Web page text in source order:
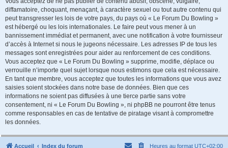
diffamatoire, choquant, menaçant, à caractère sexuel ou tout autre contenu qui
peut transgresser les lois de votre pays, du pays où « Le Forum Du Bowling »
est hébergé ou les lois internationales. Le faire peut vous mener à un
bannissement immédiat et permanent, avec une notification à votre fournisseur
d’accès à Internet si nous le jugeons nécessaire. Les adresses IP de tous les
messages sont enregistrées pour aider au renforcement de ces conditions.
Vous acceptez que « Le Forum Du Bowling » supprime, modifie, déplace ou
verrouille n’importe quel sujet lorsque nous estimons que cela est nécessaire.
En tant que membre, vous acceptez que toutes les informations que vous avez
saisies soient stockées dans notre base de données. Bien que ces
informations ne soient pas diffusées à une tierce partie sans votre
consentement, ni « Le Forum Du Bowling », ni phpBB ne pourront être tenus
comme responsables en cas de tentative de piratage visant à compromettre
les données.
Accueil Index du forum Heures au format UTC+02:00